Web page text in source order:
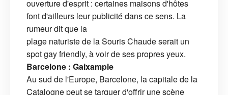
ouverture d'esprit : certaines maisons d'hôtes
font d'ailleurs leur publicité dans ce sens. La
rumeur dit que la
plage naturiste de la Souris Chaude serait un
spot gay friendly, à voir de ses propres yeux.
Barcelone : Gaixample
Au sud de l'Europe, Barcelone, la capitale de la
Catalogne peut se targuer d'offrir une scène